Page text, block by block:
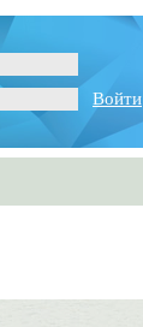
Войти